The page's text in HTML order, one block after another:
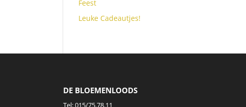
Feest
Leuke Cadeautjes!
DE BLOEMENLOODS
Tel:015/75.78.11